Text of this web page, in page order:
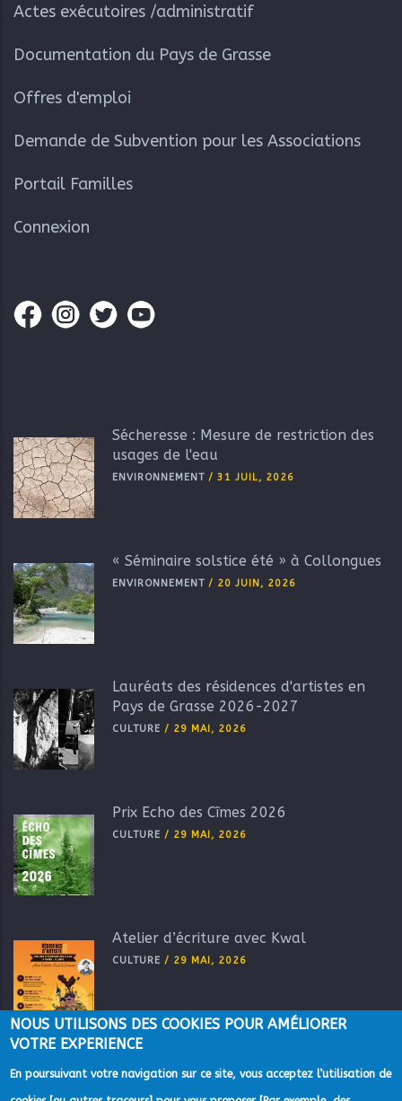
Actes exécutoires /administratif
Documentation du Pays de Grasse
Offres d'emploi
Demande de Subvention pour les Associations
Portail Familles
Connexion
Sécheresse : Mesure de restriction des
usages de l'eau
ENVIRONNEMENT / 31 JUIL, 2026
« Séminaire solstice été » à Collongues
ENVIRONNEMENT / 20 JUIN, 2026
Lauréats des résidences d'artistes en
Pays de Grasse 2026-2027
CULTURE / 29 MAI, 2026
Prix Echo des Cîmes 2026
CULTURE / 29 MAI, 2026
Atelier d’écriture avec Kwal
CULTURE / 29 MAI, 2026
NOUS UTILISONS DES COOKIES POUR AMÉLIORER
VOTRE EXPERIENCE
En poursuivant votre navigation sur ce site, vous acceptez l’utilisation de